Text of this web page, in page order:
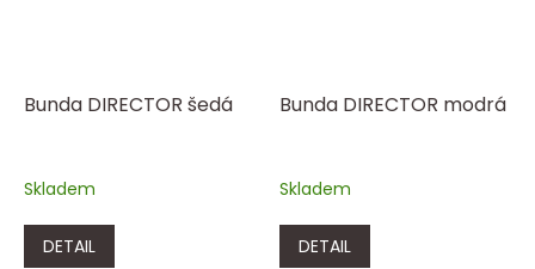
Bunda DIRECTOR šedá
Skladem
DETAIL
Bunda DIRECTOR modrá
Skladem
DETAIL